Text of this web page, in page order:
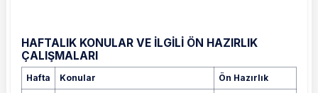
HAFTALIK KONULAR VE İLGİLİ ÖN HAZIRLIK
ÇALIŞMALARI
Hafta Konular Ön Hazırlık